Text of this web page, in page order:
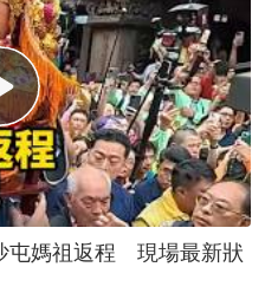
屯媽祖返程 現場最新狀